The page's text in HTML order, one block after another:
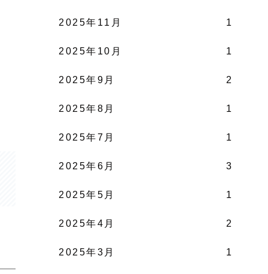
2025年11月 1
2025年10月 1
2025年9月 2
2025年8月 1
2025年7月 1
2025年6月 3
2025年5月 1
2025年4月 2
2025年3月 1